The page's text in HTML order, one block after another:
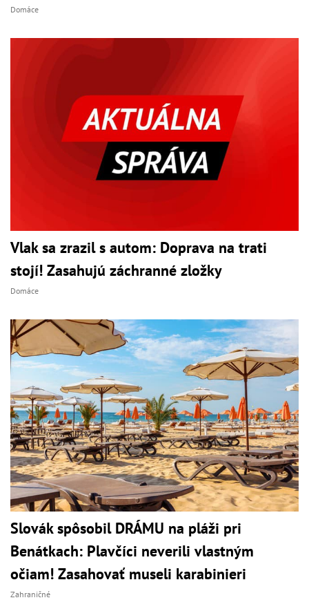
Domáce
Vlak sa zrazil s autom: Doprava na trati
stojí! Zasahujú záchranné zložky
Domáce
Slovák spôsobil DRÁMU na pláži pri
Benátkach: Plavčíci neverili vlastným
očiam! Zasahovať museli karabinieri
Zahraničné